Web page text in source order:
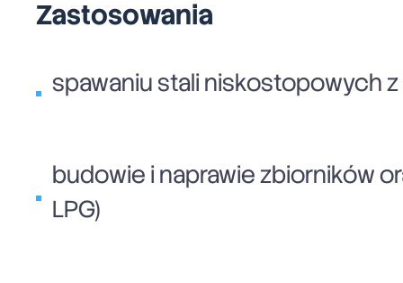
Zastosowania
spawaniu stali niskostopowych
budowie i naprawie zbiorników
LPG)